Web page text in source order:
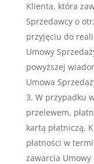
Klienta, która
Sprzedawcy o
przyjęciu do
Umowy
powyższej
Umowa
W przypadku
przelewem,
kartą płatniczą,
płatności w
zawarcia